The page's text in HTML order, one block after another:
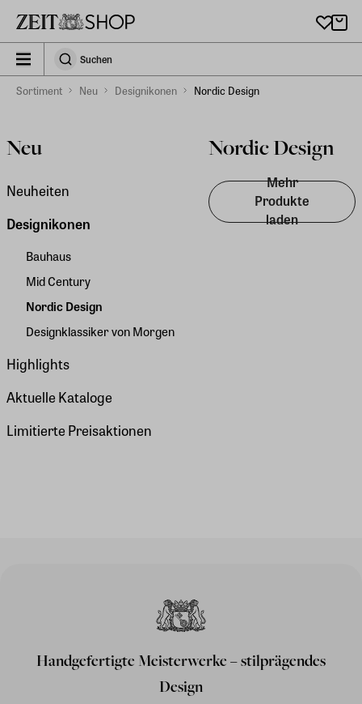
zeit_storefront.components.search.collapsed
SuchenSuchen
Sortiment Neu Designikonen Nordic Design
Neu
Neuheiten
Designikonen
Bauhaus
Mid Century
Nordic Design
Designklassiker von Morgen
Highlights
Aktuelle Kataloge
Limitierte Preisaktionen
Nordic Design
Mehr
Produkte
laden
Handgefertigte Meisterwerke – stilprägendes
Design